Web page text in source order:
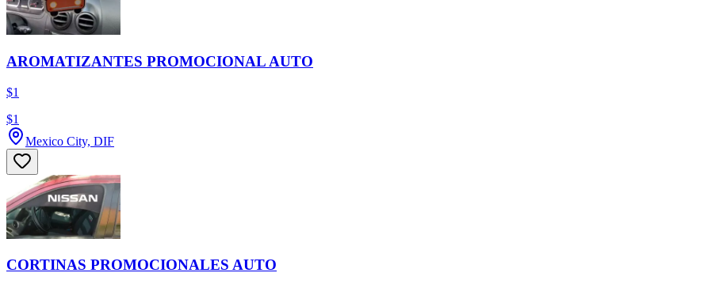
AROMATIZANTES PROMOCIONAL AUTO
$1
$1
Mexico City, DIF
CORTINAS PROMOCIONALES AUTO